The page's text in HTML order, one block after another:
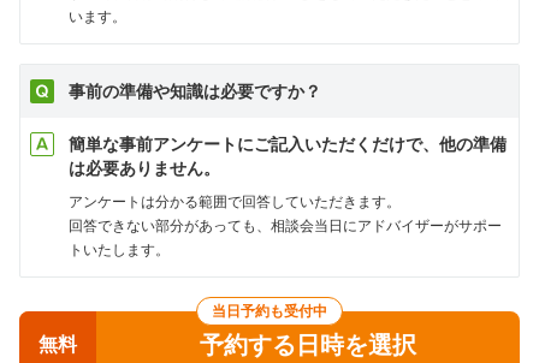
います。
事前の準備や知識は必要ですか？
簡単な事前アンケートにご記入いただくだけで、他の準備
は必要ありません。
アンケートは分かる範囲で回答していただきます。
回答できない部分があっても、相談会当日にアドバイザーがサポー
トいたします。
当日予約も受付中
無料 予約する日時を選択